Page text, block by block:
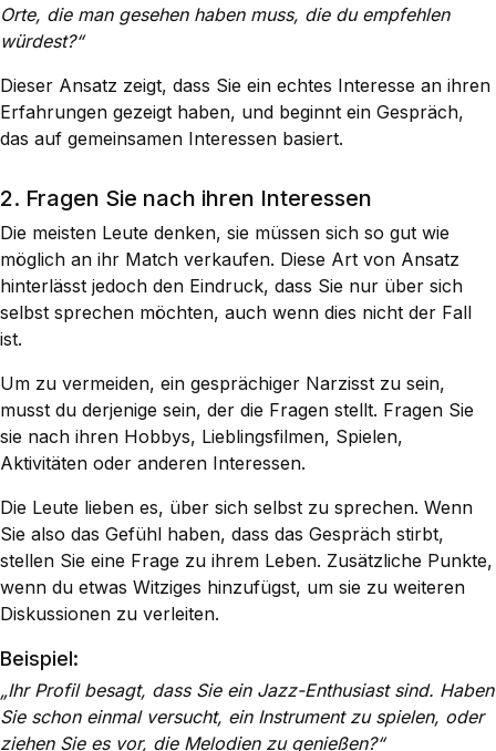
Orte, die man gesehen haben muss, die du empfehlen
würdest?“
Dieser Ansatz zeigt, dass Sie ein echtes Interesse an ihren
Erfahrungen gezeigt haben, und beginnt ein Gespräch,
das auf gemeinsamen Interessen basiert.
2. Fragen Sie nach ihren Interessen
Die meisten Leute denken, sie müssen sich so gut wie
möglich an ihr Match verkaufen. Diese Art von Ansatz
hinterlässt jedoch den Eindruck, dass Sie nur über sich
selbst sprechen möchten, auch wenn dies nicht der Fall
ist.
Um zu vermeiden, ein gesprächiger Narzisst zu sein,
musst du derjenige sein, der die Fragen stellt. Fragen Sie
sie nach ihren Hobbys, Lieblingsfilmen, Spielen,
Aktivitäten oder anderen Interessen.
Die Leute lieben es, über sich selbst zu sprechen. Wenn
Sie also das Gefühl haben, dass das Gespräch stirbt,
stellen Sie eine Frage zu ihrem Leben. Zusätzliche Punkte,
wenn du etwas Witziges hinzufügst, um sie zu weiteren
Diskussionen zu verleiten.
Beispiel:
„Ihr Profil besagt, dass Sie ein Jazz-Enthusiast sind. Haben
Sie schon einmal versucht, ein Instrument zu spielen, oder
ziehen Sie es vor, die Melodien zu genießen?“